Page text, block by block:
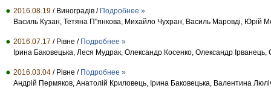
2016.08.19 / Виноградів / Подробнее »
Василь Кузан, Тетяна П"янкова, Михайло Чухран, Василь Маровді, Юрій
2016.07.17 / Рівне / Подробнее »
Ірина Баковецька, Леся Мудрак, Олександр Косенко, Олександр
2016.03.04 / Рівне / Подробнее »
Андрій Пермяков, Анатолій Криловець, Ірина Баковецька, Валентина